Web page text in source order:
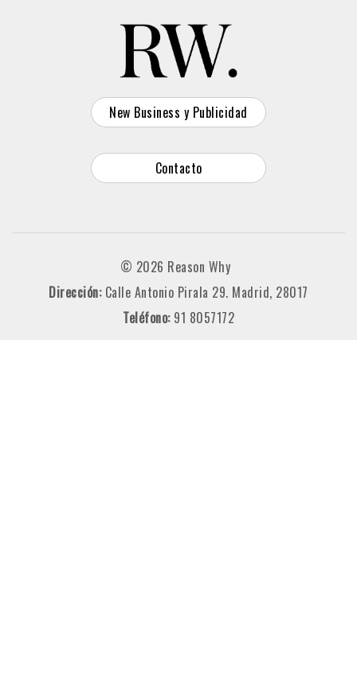
New Business y Publicidad
Contacto
© 2026 Reason Why
Dirección: Calle Antonio Pirala 29. Madrid, 28017
Teléfono: 91 8057172